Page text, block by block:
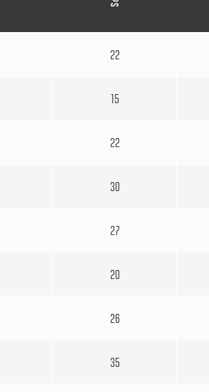
22
15
22
30
27
20
26
35